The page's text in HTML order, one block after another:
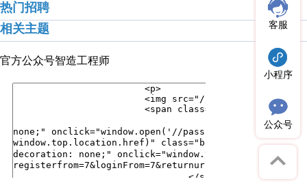
热门招聘
相关主题
官方公众号智造工程师
客服
小程序
公众号